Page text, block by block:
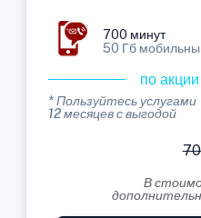
700 минут
50 Гб
по
* Пользуйтесь услугами
12 месяцев с выгодой
В